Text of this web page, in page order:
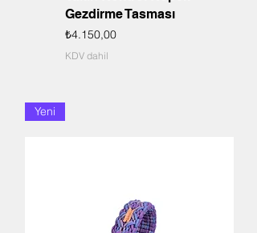
Gezdirme Tasması
Fiyat
₺4.150,00
KDV dahil
Yeni